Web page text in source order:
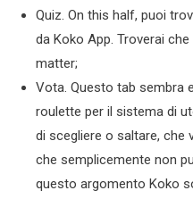
Quiz. On this half, puoi
da Koko App. Troverai
matter;
Vota. Questo tab sembra
roulette per il sistema di
di scegliere o saltare, che
che semplicemente non
questo argomento Koko